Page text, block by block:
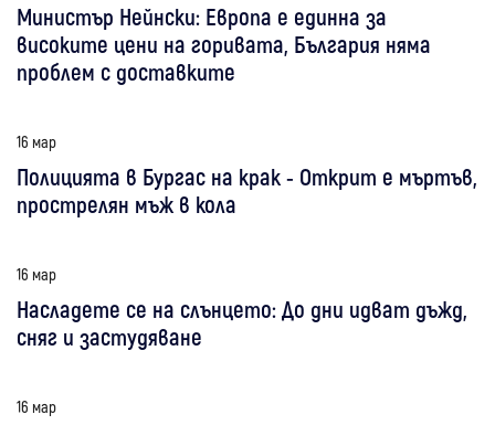
Министър Нейнски: Европа е единна за
високите цени на горивата, България няма
проблем с доставките
16 мар
Полицията в Бургас на крак - Открит е мъртъв,
прострелян мъж в кола
16 мар
Насладете се на слънцето: До дни идват дъжд,
сняг и застудяване
16 мар